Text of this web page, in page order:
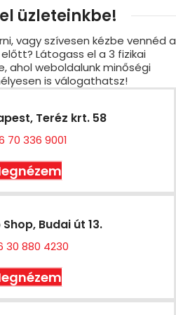
üzleteinkbe!
vagy szívesen kézbe vennéd a
Látogass el a 3 fizikai
ahol weboldalunk minőségi
is válogathatsz!
Teréz krt. 58
70 336 9001
Budai út 13.
30 880 4230